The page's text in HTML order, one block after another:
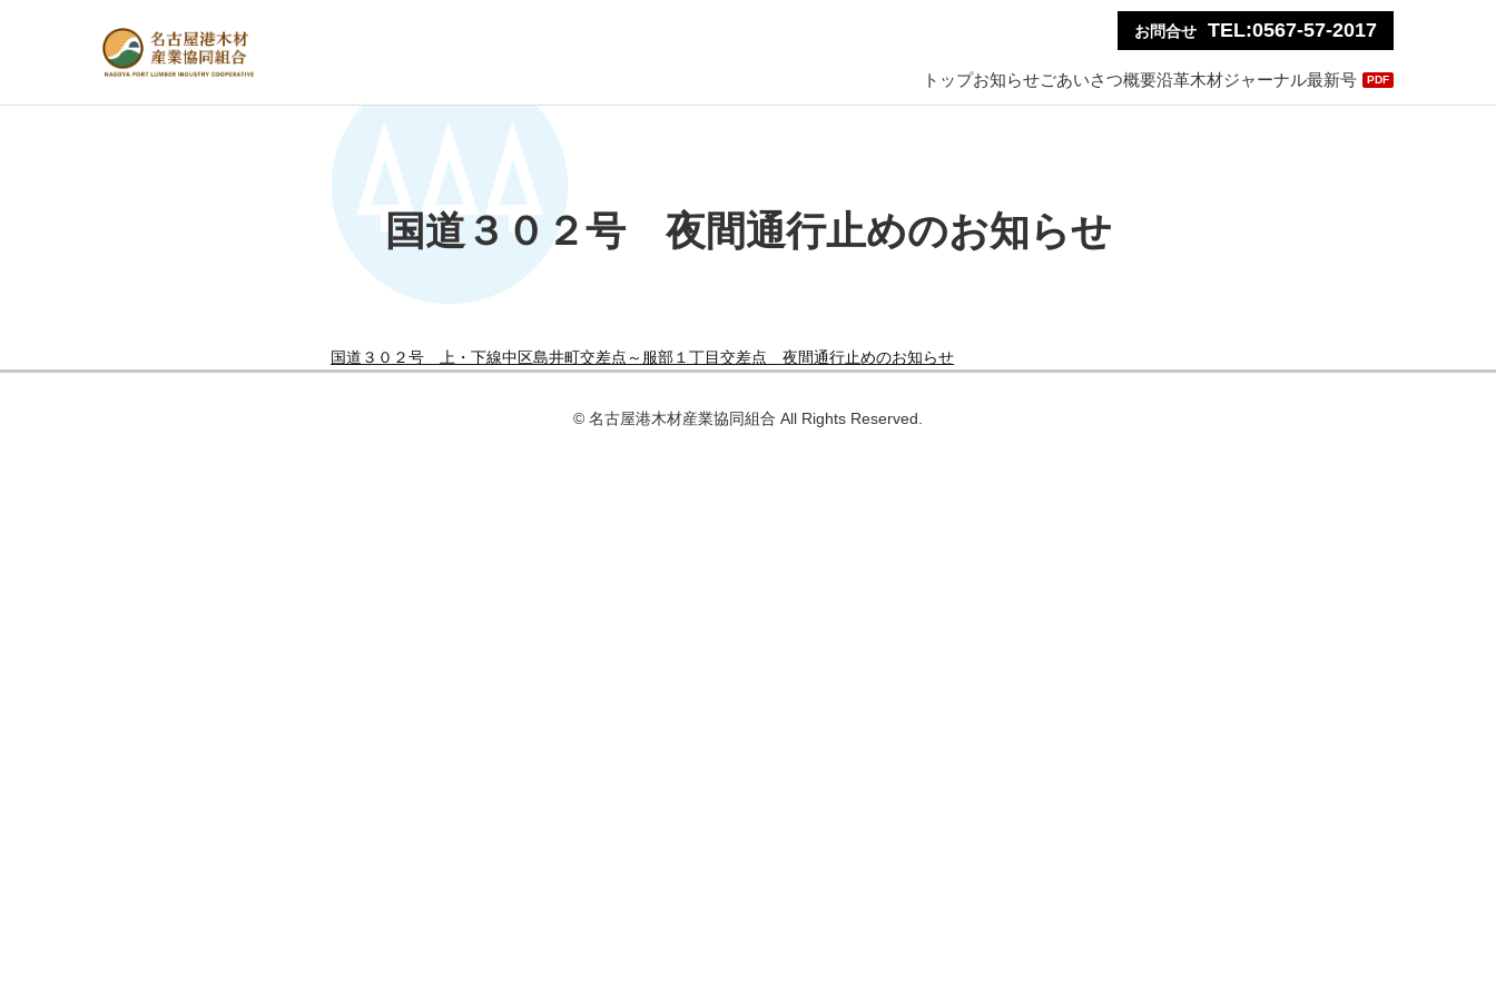
お問合せ TEL:0567-57-2017
トップお知らせごあいさつ概要沿革木材ジャーナル最新号 PDF
国道３０２号 夜間通行止めのお知らせ
国道３０２号 上・下線中区島井町交差点～服部１丁目交差点 夜間通行止めのお知らせ
© 名古屋港⽊材産業協同組合 All Rights Reserved.